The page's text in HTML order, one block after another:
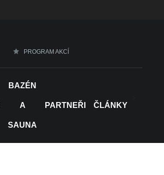
PROGRAM AKCÍ
BAZÉN
A
SAUNA
PARTNEŘI ČLÁNKY